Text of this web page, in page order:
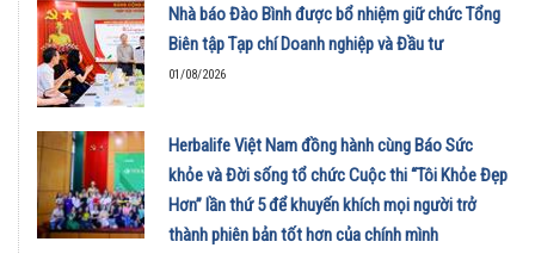
Nhà báo Đào Bình được bổ nhiệm giữ chức Tổng
Biên tập Tạp chí Doanh nghiệp và Đầu tư
01/08/2026
Herbalife Việt Nam đồng hành cùng Báo Sức
khỏe và Đời sống tổ chức Cuộc thi “Tôi Khỏe Đẹp
Hơn” lần thứ 5 để khuyến khích mọi người trở
thành phiên bản tốt hơn của chính mình